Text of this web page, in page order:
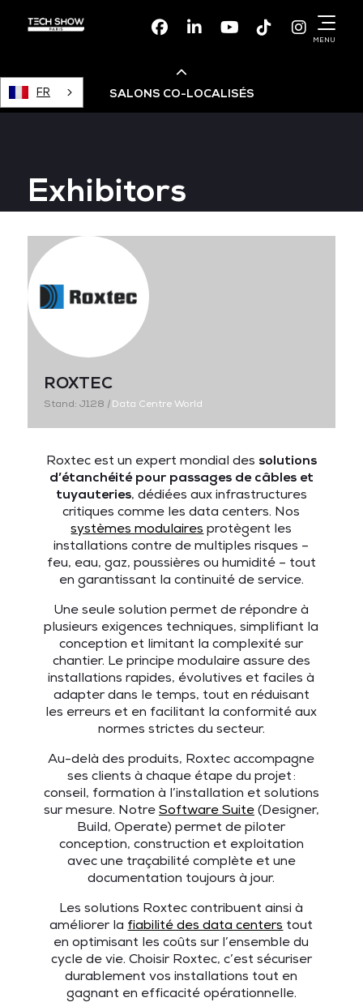
FacebookLinkedinYoutubeTikTok
MENU
FR SALONS CO-LOCALISÉS
Devops Live
Cloud & Cyber Security
Data & AI Leaders Summit
Data Centre World
Exhibitors
ROXTEC
Stand: J128 |Data Centre World
Roxtec est un expert mondial des solutions
d’étanchéité pour passages de câbles et
tuyauteries, dédiées aux infrastructures
critiques comme les data centers. Nos
systèmes modulaires protègent les
installations contre de multiples risques –
feu, eau, gaz, poussières ou humidité – tout
en garantissant la continuité de service.
Une seule solution permet de répondre à
plusieurs exigences techniques, simplifiant la
conception et limitant la complexité sur
chantier. Le principe modulaire assure des
installations rapides, évolutives et faciles à
adapter dans le temps, tout en réduisant
les erreurs et en facilitant la conformité aux
normes strictes du secteur.
Au-delà des produits, Roxtec accompagne
ses clients à chaque étape du projet:
conseil, formation à l’installation et solutions
sur mesure. Notre Software Suite(Designer,
Build, Operate) permet de piloter
conception, construction et exploitation
avec une traçabilité complète et une
documentation toujours à jour.
Les solutions Roxtec contribuent ainsi à
améliorer la fiabilité des data centers tout
en optimisant les coûts sur l’ensemble du
cycle de vie. Choisir Roxtec, c’est sécuriser
durablement vos installations tout en
gagnant en efficacité opérationnelle.